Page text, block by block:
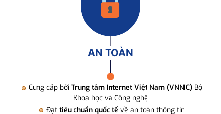
AN TOÀN
Cung cấp bởi Trung tâm Internet Việt Nam (VNNIC) Bộ
Khoa học và Công nghệ
Đạt tiêu chuẩn quốc tế về an toàn thông tin